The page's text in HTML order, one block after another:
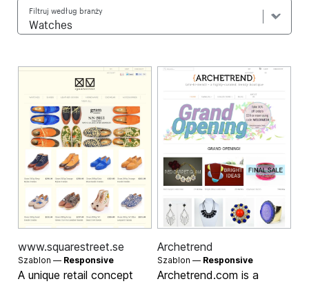
Filtruj według branży
www.squarestreet.se
Szablon — Responsive
A unique retail concept
Archetrend
Szablon — Responsive
Archetrend.com is a